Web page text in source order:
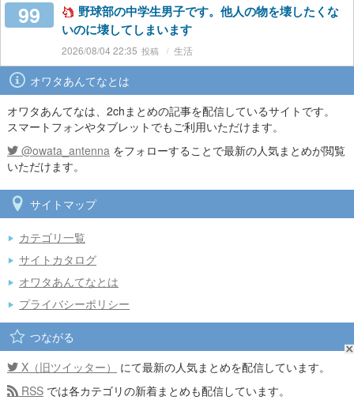
99
野球部の中学生男子です。他人の物を壊したくな
いのに壊してしまいます
2026/08/04 22:35 生活
オワタあんてなとは
オワタあんてなは、2chまとめの記事を配信しているサイトです。
スマートフォンやタブレットでもご利用いただけます。
@owata_antenna をフォローすることで最新の人気まとめが閲覧
いただけます。
サイトマップ
カテゴリ一覧
サイトカタログ
オワタあんてなとは
プライバシーポリシー
つながる
X（旧ツイッター）
にて最新の人気まとめを配信しています。
RSS では各カテゴリの新着まとめも配信しています。